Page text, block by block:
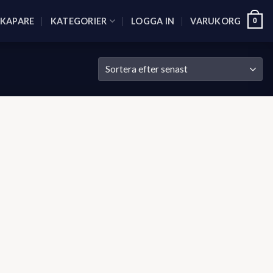
KATEGORIER LOGGA IN VARUKORG 0